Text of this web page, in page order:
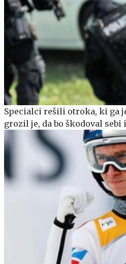
Specialci rešili otroka, ki ga
grozil je, da bo škodoval sebi